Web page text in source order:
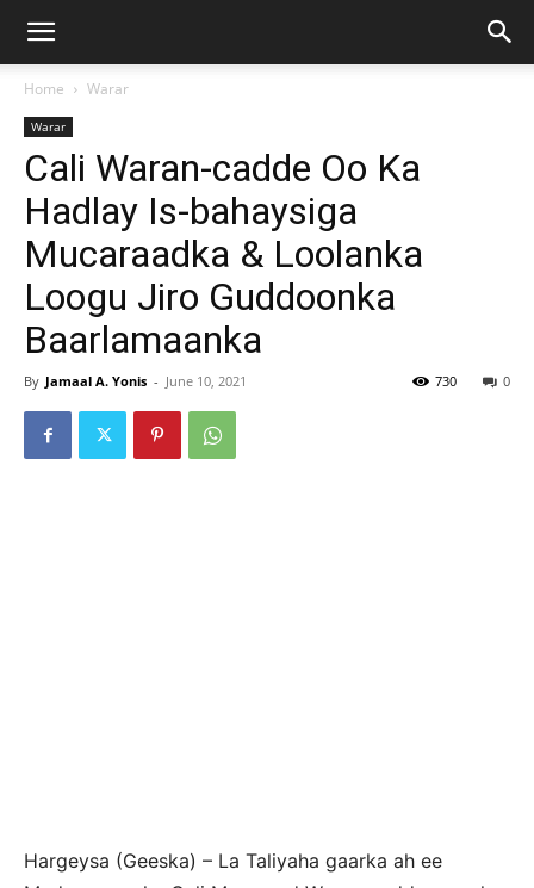
Home Warar
Warar
Cali Waran-cadde Oo Ka
Hadlay Is-bahaysiga
Mucaraadka & Loolanka
Loogu Jiro Guddoonka
Baarlamaanka
By Jamaal A. Yonis - June 10, 2021 0
730
Hargeysa (Geeska) – La Taliyaha gaarka ah ee